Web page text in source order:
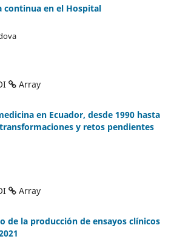
continua en el Hospital
Array
en Ecuador, desde 1990 hasta
y retos pendientes
Array
de la producción de ensayos clínicos